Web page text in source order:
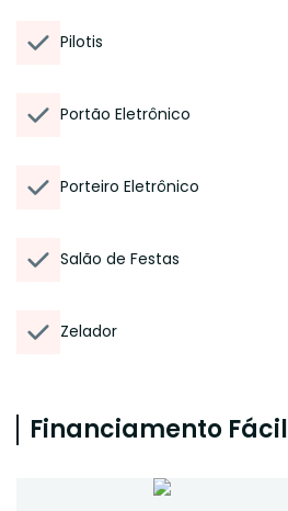
Pilotis
Portão Eletrônico
Porteiro Eletrônico
Salão de Festas
Zelador
Financiamento Fácil